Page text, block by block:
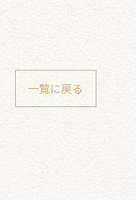
一覧に戻る